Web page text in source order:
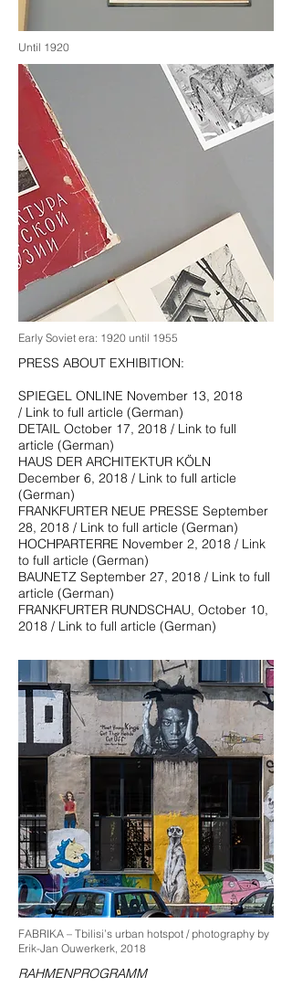
Until 1920
Early Soviet era: 1920 until 1955
PRESS ABOUT EXHIBITION:
SPIEGEL ONLINE November 13, 2018
/ Link to full article (German)
DETAIL October 17, 2018 / Link to full
article (German)
HAUS DER ARCHITEKTUR KÖLN
December 6, 2018 / Link to full article
(German)
FRANKFURTER NEUE PRESSE September
28, 2018 / Link to full article (German)
HOCHPARTERRE November 2, 2018 / Link
to full article (German)
BAUNETZ September 27, 2018 / Link to full
article (German)
FRANKFURTER RUNDSCHAU, October 10,
2018 / Link to full article (German)
FABRIKA – Tbilisi’s urban hotspot‎ / photography by
Erik-Jan Ouwerkerk, 2018
RAHMENPROGRAMM